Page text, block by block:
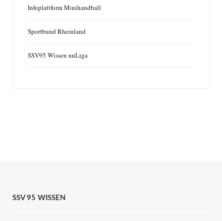
Infoplattform Minihandball
Sportbund Rheinland
SSV95 Wissen nuLiga
SSV 95 WISSEN